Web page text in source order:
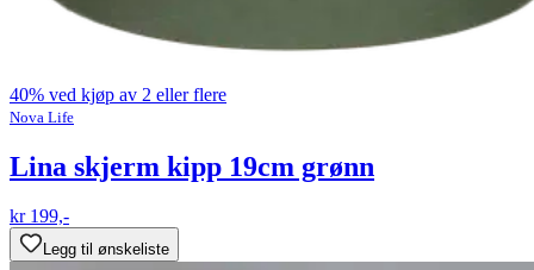
40% ved kjøp av 2 eller flere
Nova Life
Lina skjerm kipp 19cm grønn
kr 199,-
Legg til ønskeliste